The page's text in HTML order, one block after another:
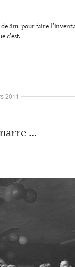
8m; pour faire
c’est.
…
2011